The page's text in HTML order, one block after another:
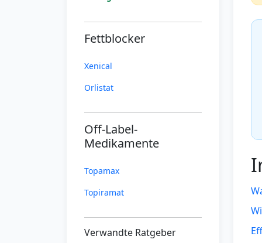
Fettblocker
Xenical
Orlistat
Off-Label-
Medikamente
Topamax
Topiramat
Verwandte Ratgeber